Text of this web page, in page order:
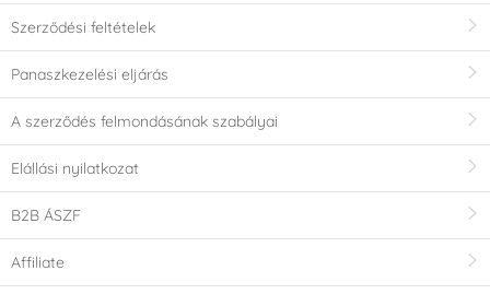
Szerződési feltételek
Panaszkezelési eljárás
A szerződés felmondásának szabályai
Elállási nyilatkozat
B2B ÁSZF
Affiliate